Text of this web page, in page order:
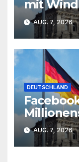
mit
RWE
Projekte
AUG. 7, 2026
DEUTSCHLAND
Gericht
AUG. 7, 2026